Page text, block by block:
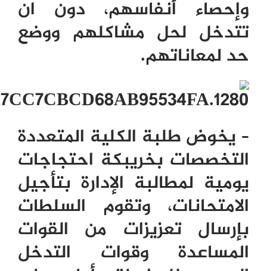
وإحصاء أنفاسهم، دون ان
تتدخل لحل مشاكلهم ووضع
حد لمعاناتهم.
– يخوض طلبة الكلية المتعددة
التخصصات بخريبكة احتجاجات
يومية لمطالبة الإدارة بتأجيل
الامتحانات، وتقوم السلطات
بإرسال تعزيزات من القوات
المساعدة وقوات التدخل